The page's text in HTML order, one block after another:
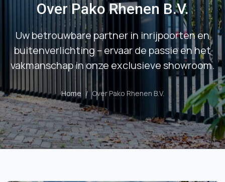
Over Pako Rhenen B.V.
Uw betrouwbare partner in inrijpoorten en
buitenverlichting – ervaar de passie en het
vakmanschap in onze exclusieve showroom.
Home Over Pako Rhenen B.V.